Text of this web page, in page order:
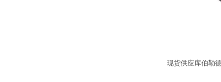
现货供应库伯勒